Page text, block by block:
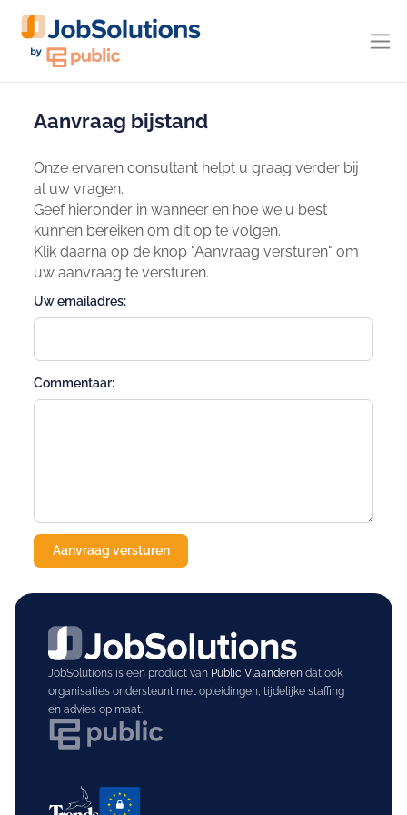
Aanvraag bijstand
Onze ervaren consultant helpt u graag verder bij
al uw vragen.
Geef hieronder in wanneer en hoe we u best
kunnen bereiken om dit op te volgen.
Klik daarna op de knop "Aanvraag versturen" om
uw aanvraag te versturen.
Uw emailadres:
Commentaar:
JobSolutions is een product van Public Vlaanderendat ook
organisaties ondersteunt met opleidingen, tijdelijke staffing
en advies op maat.